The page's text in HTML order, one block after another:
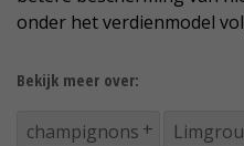
onder het verdienmodel
Bekijk meer over:
champignons